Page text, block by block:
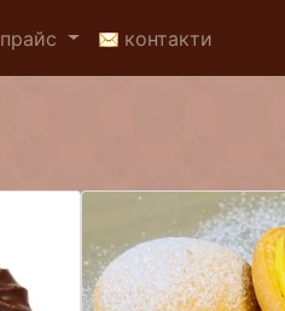
прайс контакти